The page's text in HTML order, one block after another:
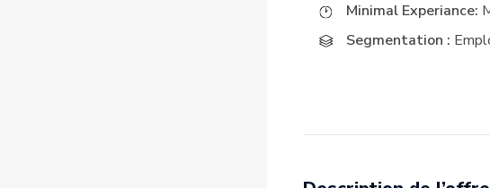
Minimal Experiance:
Segmentation :